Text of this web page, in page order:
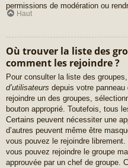
permissions de modération ou
Haut
Où trouver la liste des
comment les rejoindre ?
Pour consulter la liste des
d’utilisateurs depuis votre panneau
rejoindre un des groupes,
bouton approprié. Toutefois, tous
Certains peuvent nécessiter une
d’autres peuvent même être
vous pouvez le rejoindre
vous pouvez rejoindre le groupe
approuvée par un chef de groupe.